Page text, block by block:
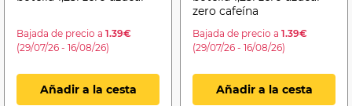
Bajada de precio a 1.39€
(29/07/26 - 16/08/26)
Añadir a la cesta
zero cafeína
Bajada de precio a 1.39€
(29/07/26 - 16/08/26)
Añadir a la cesta